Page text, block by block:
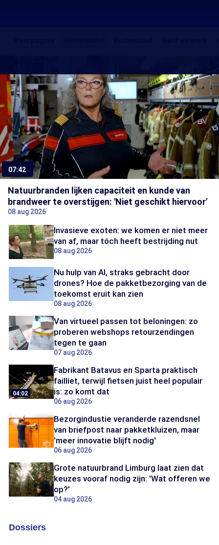
artikelen
07:42
Natuurbranden lijken capaciteit en kunde van
brandweer te overstijgen: 'Niet geschikt hiervoor'
08 aug 2026
Invasieve exoten: we komen er niet meer
van af, maar tóch heeft bestrijding nut
08 aug 2026
Nu hulp van AI, straks gebracht door
drones? Hoe de pakketbezorging van de
toekomst eruit kan zien
08 aug 2026
Van virtueel passen tot beloningen: zo
proberen webshops retourzendingen
tegen te gaan
07 aug 2026
04:02
Fabrikant Batavus en Sparta praktisch
failliet, terwijl fietsen juist heel populair
is: zo komt dat
06 aug 2026
Bezorgindustie veranderde razendsnel
van briefpost naar pakketkluizen, maar
'meer innovatie blijft nodig'
06 aug 2026
Grote natuurbrand Limburg laat zien dat
keuzes vooraf nodig zijn: 'Wat offeren we
op?'
04 aug 2026
Dossiers
Asielcrisis